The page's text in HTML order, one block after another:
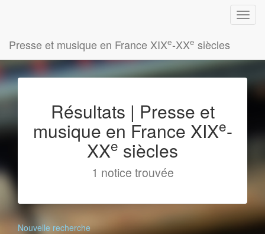
Presse et musique en France XIXe-XXe siècles
Résultats | Presse et
musique en France XIXe-
XXe siècles
1 notice trouvée
Nouvelle recherche